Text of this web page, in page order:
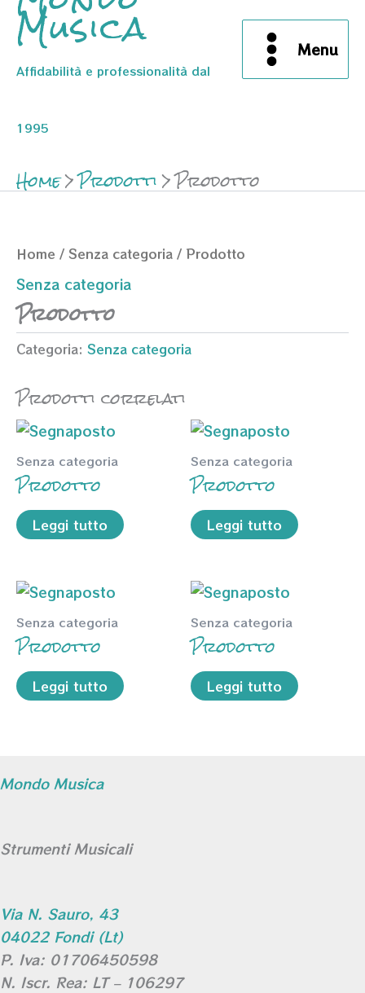
Musica
Affidabilità e professionalità dal
1995
Menu
Home Prodotti Prodotto
Home / Senza categoria / Prodotto
Senza categoria
Prodotto
Categoria: Senza categoria
Prodotti correlati
Senza categoria
Prodotto
Leggi tutto
Senza categoria
Prodotto
Leggi tutto
Senza categoria
Prodotto
Leggi tutto
Senza categoria
Prodotto
Leggi tutto
Mondo Musica
Strumenti Musicali
Via N. Sauro, 43
04022 Fondi (Lt)
P. Iva: 01706450598
N. Iscr. Rea: LT – 106297